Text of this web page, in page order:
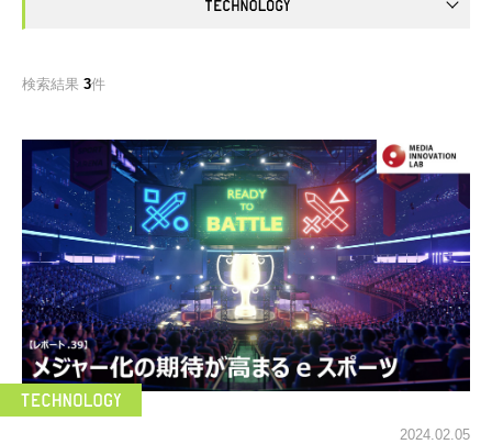
検索結果 3件
2024.02.05